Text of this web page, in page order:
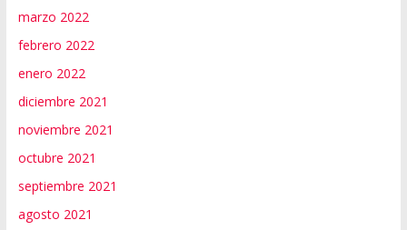
marzo 2022
febrero 2022
enero 2022
diciembre 2021
noviembre 2021
octubre 2021
septiembre 2021
agosto 2021